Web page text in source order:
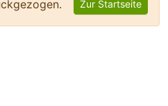
Zur Startseite